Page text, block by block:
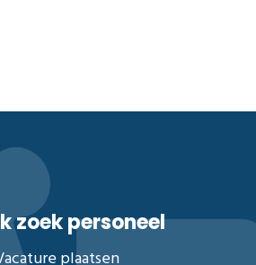
zoek personeel
plaatsen